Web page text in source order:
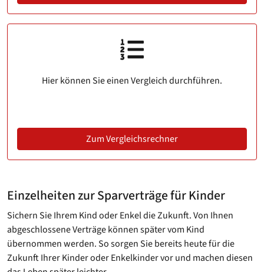
Hier können Sie einen Vergleich durchführen.
Zum Vergleichsrechner
Einzelheiten zur Sparverträge für Kinder
Sichern Sie Ihrem Kind oder Enkel die Zukunft. Von Ihnen
abgeschlossene Verträge können später vom Kind
übernommen werden. So sorgen Sie bereits heute für die
Zukunft Ihrer Kinder oder Enkelkinder vor und machen diesen